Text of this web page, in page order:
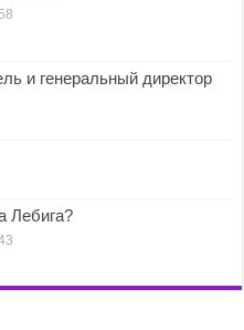
и генеральный директор
Лебига?